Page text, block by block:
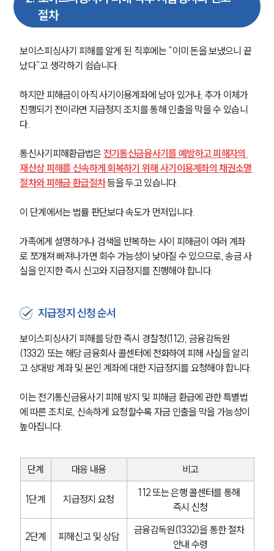
절차
보이스피싱사기 피해를 알게 된 직후에는 “이미 돈을 보냈으니 끝
났다”고 생각하기 쉽습니다.
하지만 피해금이 아직 사기이용계좌에 남아 있거나, 추가 이체가
진행되기 전이라면 지급정지 조치를 통해 인출을 막을 수 있습니
다.
통신사기피해환급법은 전기통신금융사기를 예방하고 피해자의
재산상 피해를 신속하게 회복하기 위해 사기이용계좌의 채권소멸
절차와 피해금 환급절차 등을 두고 있습니다.
이 단계에서는 법률 판단보다 속도가 먼저입니다.
가족에게 설명하거나 검색을 반복하는 사이 피해금이 여러 계좌
로 쪼개져 빠져나가면 회수 가능성이 낮아질 수 있으므로, 송금 사
실을 인지한 즉시 신고와 지급정지를 진행해야 합니다.
지급정지 신청 순서
보이스피싱사기 피해를 당한 즉시 경찰청(112), 금융감독원
(1332) 또는 해당 금융회사 콜센터에 전화하여 피해 사실을 알리
고 상대방 계좌 및 본인 계좌에 대한 지급정지를 요청해야 합니다.
이는 전기통신금융사기 피해 방지 및 피해금 환급에 관한 특별법
에 따른 조치로, 신속하게 요청할수록 자금 인출을 막을 가능성이
높아집니다.
단계 대응 내용 비고
1단계 지급정지 요청
112 또는 은행 콜센터를 통해
즉시 신청
2단계 피해신고 및 상담
금융감독원(1332)을 통한 절차
안내 수령